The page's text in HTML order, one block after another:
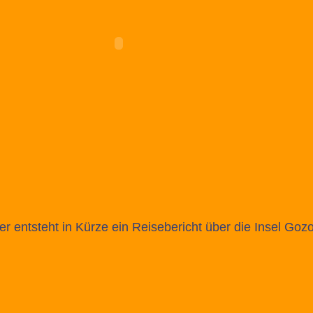
entsteht in Kürze ein Reisebericht über die Insel